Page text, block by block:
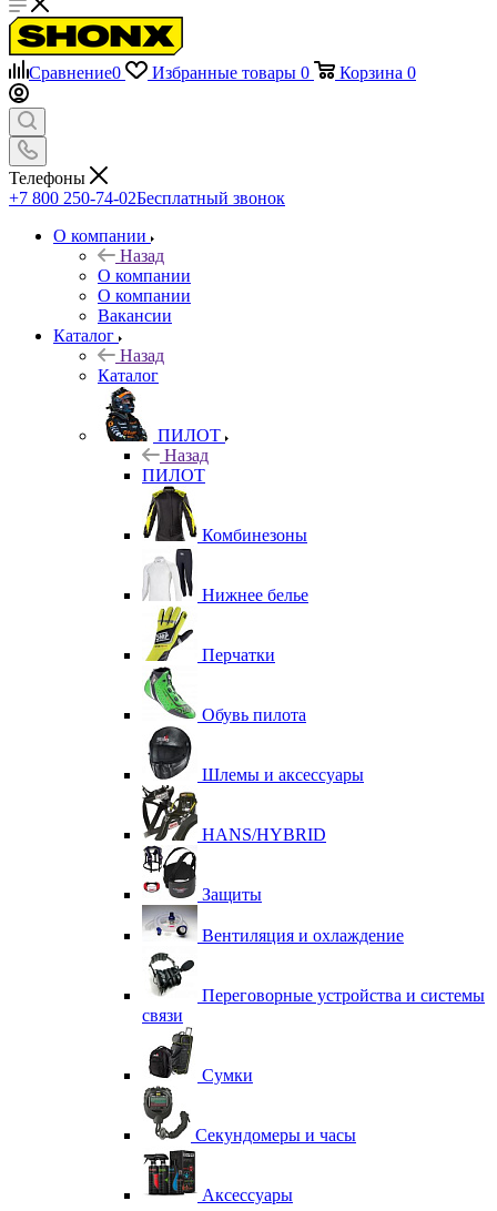
Сравнение0 Избранные товары 0 Корзина 0
Телефоны
+7 800 250-74-02Бесплатный звонок
О компании
Назад
О компании
О компании
Вакансии
Каталог
Назад
Каталог
ПИЛОТ
Назад
ПИЛОТ
Комбинезоны
Нижнее белье
Перчатки
Обувь пилота
Шлемы и аксессуары
HANS/HYBRID
Защиты
Вентиляция и охлаждение
Переговорные устройства и системы
связи
Сумки
Секундомеры и часы
Аксессуары